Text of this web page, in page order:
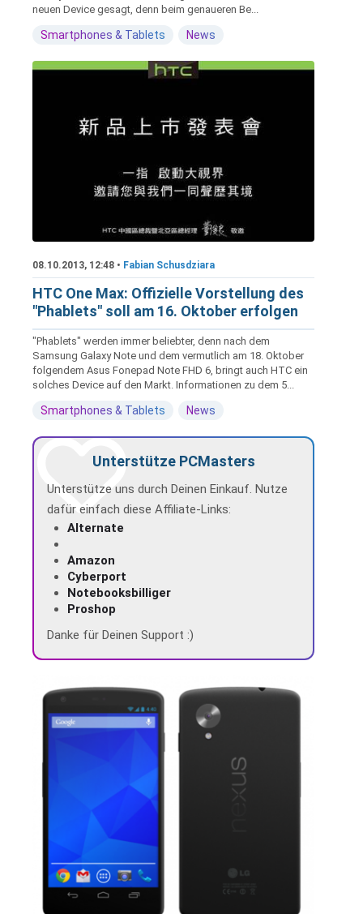
neuen Device gesagt, denn beim genaueren Be...
Smartphones & Tablets News
08.10.2013, 12:48 • Fabian Schusdziara
HTC One Max: Offizielle Vorstellung des
"Phablets" soll am 16. Oktober erfolgen
"Phablets" werden immer beliebter, denn nach dem
Samsung Galaxy Note und dem vermutlich am 18. Oktober
folgendem Asus Fonepad Note FHD 6, bringt auch HTC ein
solches Device auf den Markt. Informationen zu dem 5...
Smartphones & Tablets News
Unterstütze PCMasters
Unterstütze uns durch Deinen Einkauf. Nutze
dafür einfach diese Affiliate-Links:
Alternate
Amazon
Cyberport
Notebooksbilliger
Proshop
Danke für Deinen Support :)